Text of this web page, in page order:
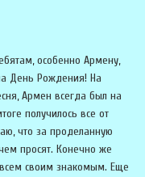
особенно Армену,
День Рождения! На
Армен всегда был на
получилось все от
что за проделанную
просят. Конечно же
своим знакомым. Еще